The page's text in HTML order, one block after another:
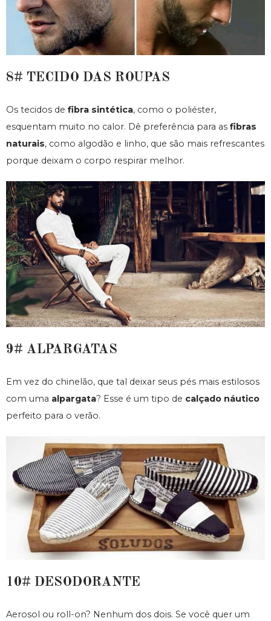
8# TECIDO DAS ROUPAS
Os tecidos de fibra sintética, como o poliéster,
esquentam muito no calor. Dê preferência para as fibras
naturais, como algodão e linho, que são mais refrescantes
porque deixam o corpo respirar melhor.
9# ALPARGATAS
Em vez do chinelão, que tal deixar seus pés mais estilosos
com uma alpargata? Esse é um tipo de calçado náutico
perfeito para o verão.
10# DESODORANTE
Aerosol ou roll-on? Nenhum dos dois. Se você quer um